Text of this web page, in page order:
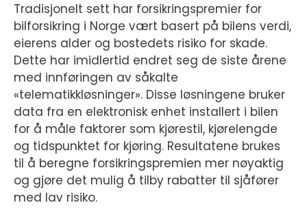
Tradisjonelt sett har forsikringspremier for
bilforsikring i Norge vært basert på bilens verdi,
eierens alder og bostedets risiko for skade.
Dette har imidlertid endret seg de siste årene
med innføringen av såkalte
«telematikkløsninger». Disse løsningene bruker
data fra en elektronisk enhet installert i bilen
for å måle faktorer som kjørestil, kjørelengde
og tidspunktet for kjøring. Resultatene brukes
til å beregne forsikringspremien mer nøyaktig
og gjøre det mulig å tilby rabatter til sjåfører
med lav risiko.